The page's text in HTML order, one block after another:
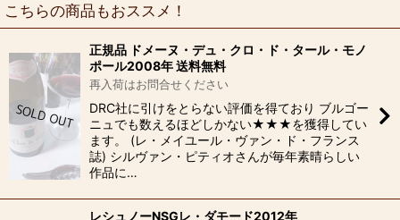
こちらの商品もおススメ！
正規品 ドメーヌ・デュ・クロ・ド・タール・モノ
ポール2008年 送料無料
再入荷はお問合せください
DRC社に引けをとらない評価を得ており ブルゴー
ニュでも数えるほどしかない★★★を獲得してい
ます。 (レ・メイユール・ヴァン・ド・フランス
誌) シルヴァン・ピティオさんが毎年素晴らしい
作品に…
レシュノーNSGレ・ダモード2012年